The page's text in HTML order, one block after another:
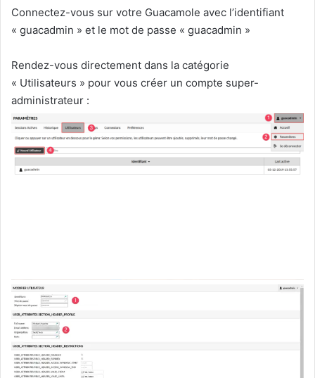
Connectez-vous sur votre Guacamole avec l’identifiant
« guacadmin » et le mot de passe « guacadmin »
Rendez-vous directement dans la catégorie
« Utilisateurs » pour vous créer un compte super-
administrateur :